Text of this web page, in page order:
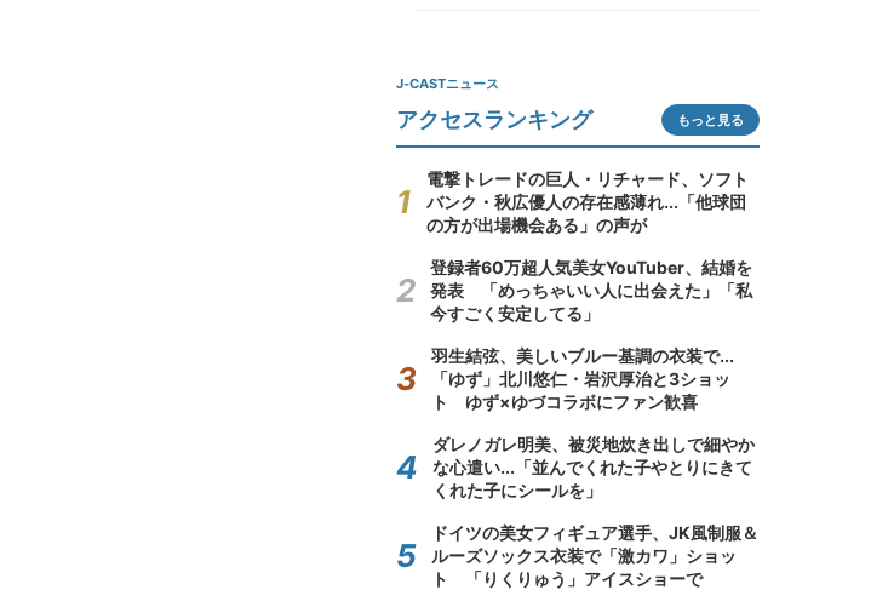
J-CASTニュース
アクセスランキング もっと見る
電撃トレードの巨人・リチャード、ソフト
バンク・秋広優人の存在感薄れ...「他球団
の方が出場機会ある」の声が
登録者60万超人気美女YouTuber、結婚を
発表 「めっちゃいい人に出会えた」「私
今すごく安定してる」
羽生結弦、美しいブルー基調の衣装で...
「ゆず」北川悠仁・岩沢厚治と3ショッ
ト ゆず×ゆづコラボにファン歓喜
ダレノガレ明美、被災地炊き出しで細やか
な心遣い...「並んでくれた子やとりにきて
くれた子にシールを」
ドイツの美女フィギュア選手、JK風制服＆
ルーズソックス衣装で「激カワ」ショッ
ト 「りくりゅう」アイスショーで